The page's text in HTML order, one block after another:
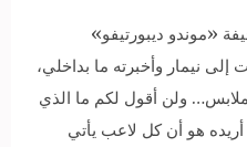
«موندو ديبورتيفو»
نيمار وأخبرته ما بداخلي،
ولن أقول لكم ما الذي
هو أن كل لاعب يأتي